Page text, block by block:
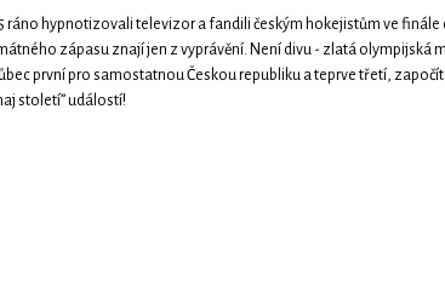
ráno hypnotizovali televizor a fandili českým hokejistům ve
zápasu znají jen z vyprávění. Není divu - zlatá olympijská
první pro samostatnou Českou republiku a teprve třetí,
století” událostí!